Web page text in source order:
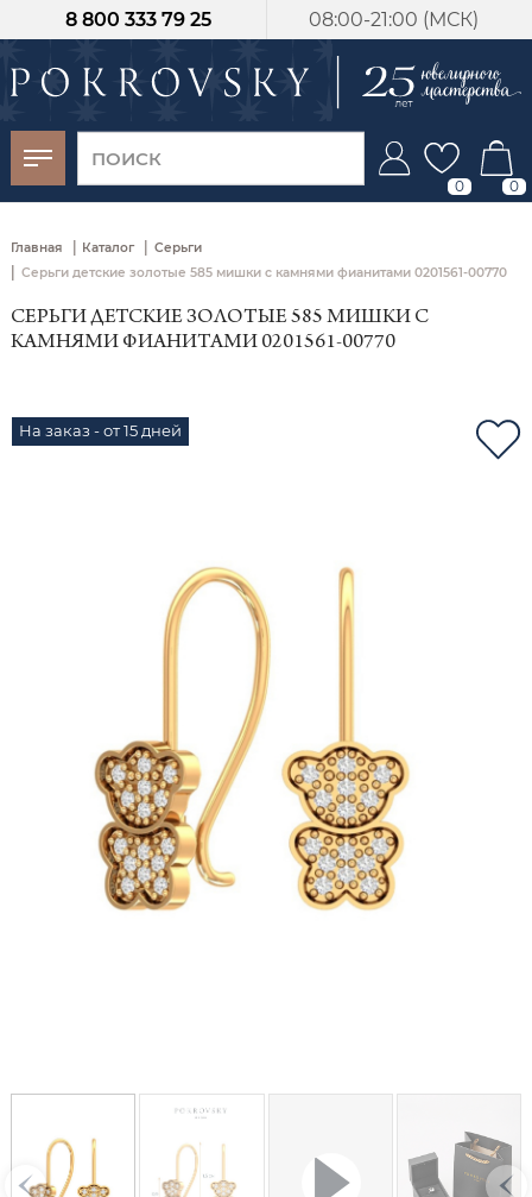
08:00-21:00 (МСК)
8 800 333 79 25
0 0
Главная | Каталог | Серьги
| Серьги детские золотые 585 мишки с камнями фианитами 0201561-00770
СЕРЬГИ ДЕТСКИЕ ЗОЛОТЫЕ 585 МИШКИ С
КАМНЯМИ ФИАНИТАМИ 0201561-00770
На заказ - от 15 дней
-30%
от 15 дней с
момента оплаты